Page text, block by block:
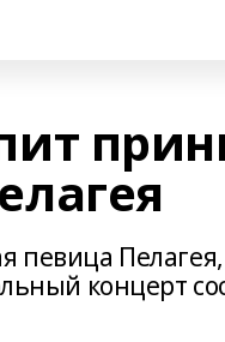
певица
концерт